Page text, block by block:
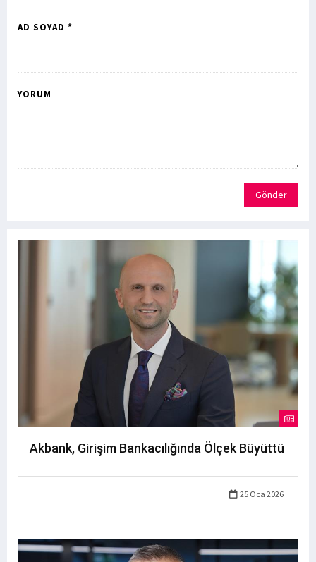
AD SOYAD *
YORUM
Gönder
Akbank, Girişim Bankacılığında Ölçek Büyüttü
25 Oca 2026